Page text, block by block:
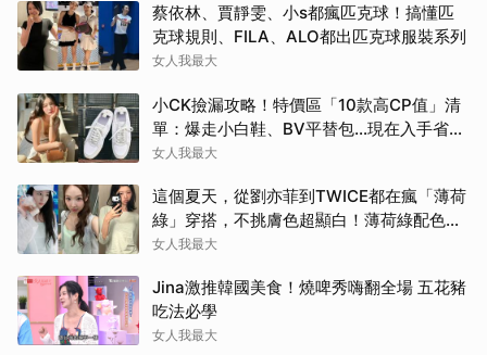
蔡依林、賈靜雯、小s都瘋匹克球！搞懂匹
克球規則、FILA、ALO都出匹克球服裝系列
女人我最大
小CK撿漏攻略！特價區「10款高CP值」清
單：爆走小白鞋、BV平替包…現在入手省一
筆
女人我最大
這個夏天，從劉亦菲到TWICE都在瘋「薄荷
綠」穿搭，不挑膚色超顯白！薄荷綠配色公
開
女人我最大
Jina激推韓國美食！燒啤秀嗨翻全場 五花豬
吃法必學
女人我最大